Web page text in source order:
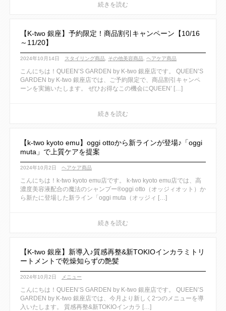
【K-two 銀座】予約限定！商品割引キャンペーン【10/16
～11/20】
2024年10月14日 スタイリング商品 その他美容商品 ヘアケア商品
こんにちは！QUEEN’S GARDEN by K-two 銀座店です。 QUEEN’S
GARDEN by K-two 銀座店では、ご予約限定で、商品割引キャンペ
ーンを実施いたします。 ぜひお得なこの機会にQUEEN’ […]
【k-two kyoto emu】oggi ottoから新ラインが登場♪「oggi
muta」で上質ケアを提案
2024年10月2日 ヘアケア商品
こんにちは！k-two kyoto emu店です。 k-two kyoto emu店では、高
濃度美容液配合の魔法のシャンプー®︎oggi otto（オッジィオット）か
ら新たに登場した新ライン「oggi muta（オッジィ […]
【K-two 銀座】新導入♪質感再整&新TOKIOインカラミトリ
ートメントで乾燥知らずの艶髪
2024年10月2日 メニュー
こんにちは！QUEEN’S GARDEN by K-two 銀座店です。 QUEEN’S
GARDEN by K-two 銀座店では、今月より新しく2つのメニューを導
入いたします。 質感再整&新TOKIOインカラ […]